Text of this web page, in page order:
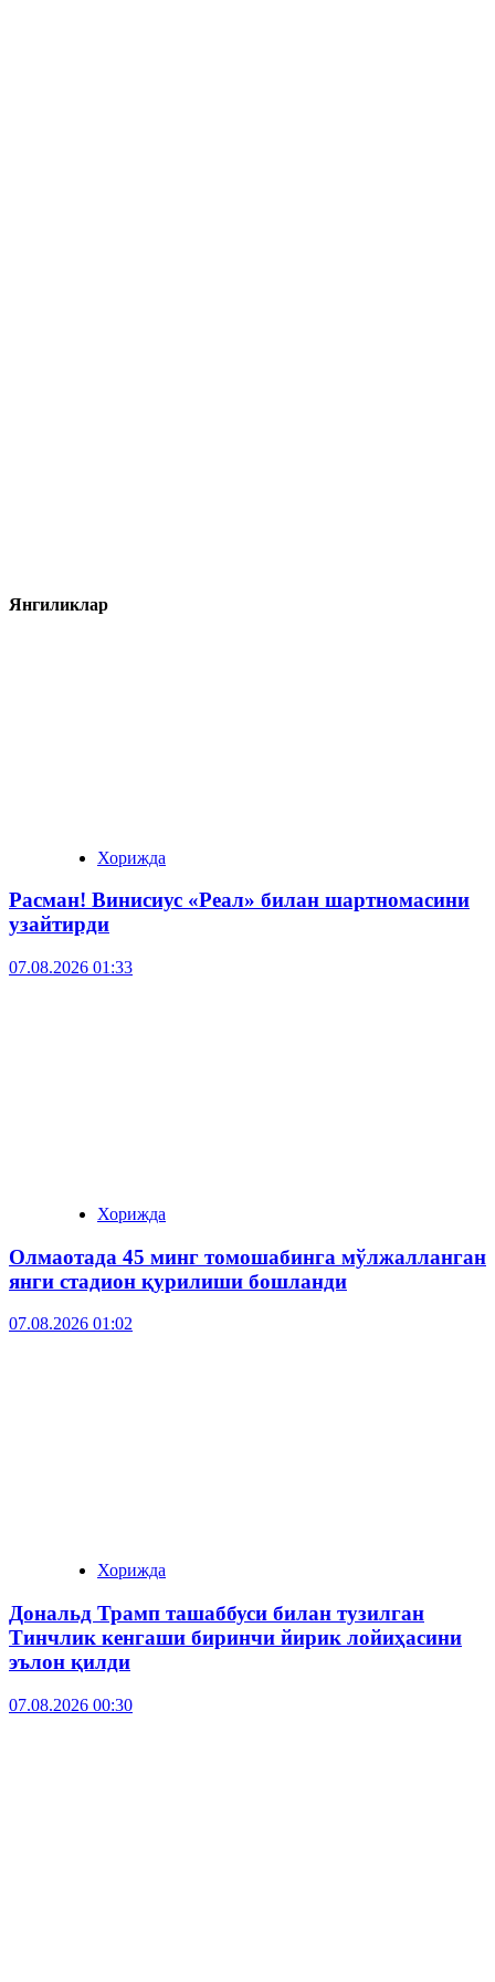
Янгиликлар
Хорижда
Расман! Винисиус «Реал» билан шартномасини
узайтирди
07.08.2026 01:33
Хорижда
Олмаотада 45 минг томошабинга мўлжалланган
янги стадион қурилиши бошланди
07.08.2026 01:02
Хорижда
Дональд Трамп ташаббуси билан тузилган
Тинчлик кенгаши биринчи йирик лойиҳасини
эълон қилди
07.08.2026 00:30